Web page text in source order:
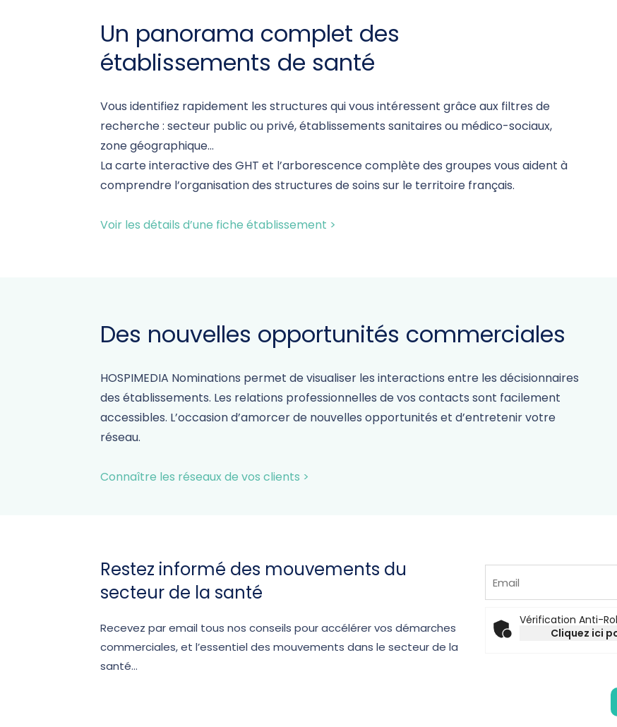
Un panorama complet des
établissements de santé
Vous identifiez rapidement les structures qui vous intéressent grâce aux filtres de
recherche : secteur public ou privé, établissements sanitaires ou médico-sociaux,
zone géographique…
La carte interactive des GHT et l’arborescence complète des groupes vous aident à
comprendre l’organisation des structures de soins sur le territoire français.
Voir les détails d’une fiche établissement >
Des nouvelles opportunités commerciales
HOSPIMEDIA Nominations permet de visualiser les interactions entre les décisionnaires
des établissements. Les relations professionnelles de vos contacts sont facilement
accessibles. L’occasion d’amorcer de nouvelles opportunités et d’entretenir votre
réseau.
Connaître les réseaux de vos clients >
Restez informé des mouvements du
secteur de la santé
Recevez par email tous nos conseils pour accélérer vos démarches
commerciales, et l’essentiel des mouvements dans le secteur de la
santé…
Vérification Anti-
Cliquez ici